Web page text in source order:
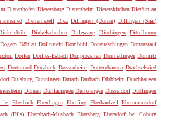
Dietenhofen Dietersburg Dietersheim Dieterskirchen Dietfurt an
Dietramszell Diez Dillingen (Donau) Dillingen (Saar)
Dinkelscherben Dirlewang Dischingen
Dittelbrunn
Dogern Döhlau Dollnstein Dombühl Donaueschingen Donaustauf
Dorfen Dörfles-Esbach Dorfprozelten Dormettingen Dormitz
Dortmund Dörzbach Dossenheim Dotternhausen Drachselsried
Duisburg Dunningen Durach Durbach Dürbheim Durchhausen
Dürnau Dürrlauingen Dürrwangen Düsseldorf Dußlingen
Eberbach Eberdingen Eberfing Eberhardzell Ebermannsdorf
(Fils) Ebersbach-Musbach Ebersberg Ebersdorf bei Coburg